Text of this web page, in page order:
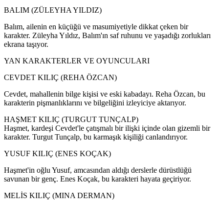
BALIM (ZÜLEYHA YILDIZ)
Balım, ailenin en küçüğü ve masumiyetiyle dikkat çeken bir
karakter. Züleyha Yıldız, Balım'ın saf ruhunu ve yaşadığı zorlukları
ekrana taşıyor.
YAN KARAKTERLER VE OYUNCULARI
CEVDET KILIÇ (REHA ÖZCAN)
Cevdet, mahallenin bilge kişisi ve eski kabadayı. Reha Özcan, bu
karakterin pişmanlıklarını ve bilgeliğini izleyiciye aktarıyor.
HAŞMET KILIÇ (TURGUT TUNÇALP)
Haşmet, kardeşi Cevdet'le çatışmalı bir ilişki içinde olan gizemli bir
karakter. Turgut Tunçalp, bu karmaşık kişiliği canlandırıyor.
YUSUF KILIÇ (ENES KOÇAK)
Haşmet'in oğlu Yusuf, amcasından aldığı derslerle dürüstlüğü
savunan bir genç. Enes Koçak, bu karakteri hayata geçiriyor.
MELİS KILIÇ (MINA DERMAN)